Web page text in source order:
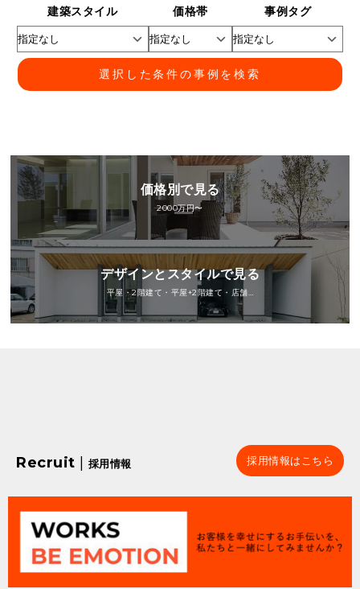
建築スタイル 価格帯 事例タグ
選択した条件の事例を検索
価格別で見る
2000万円〜
デザインとスタイルで見る
平屋・2階建て・平屋+2階建て・店舗…
Recruit 採用情報 採用情報はこちら